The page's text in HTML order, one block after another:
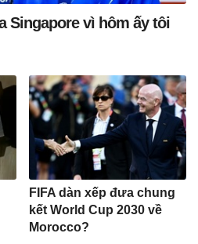
Singapore vì hôm ấy tôi
FIFA dàn xếp đưa chung
kết World Cup 2030 về
Morocco?